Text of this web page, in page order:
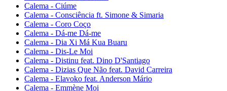
Calema - Ciúme
Calema - Consciência ft. Simone & Simaria
Calema - Coro Coço
Calema - Dá-me Dá-me
Calema - Dia Xi Má Kua Buaru
Calema - Dis-Le Moi
Calema - Distinu feat. Dino D'Santiago
Calema - Dizias Que Não feat. David Carreira
Calema - Elavoko feat. Anderson Mário
Calema - Emmène Moi